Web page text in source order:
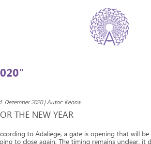
Dezember 2020 | Autor: Keona
THE NEW YEAR
to Adaliege, a gate is opening that will
to close again. The timing remains unclear, it